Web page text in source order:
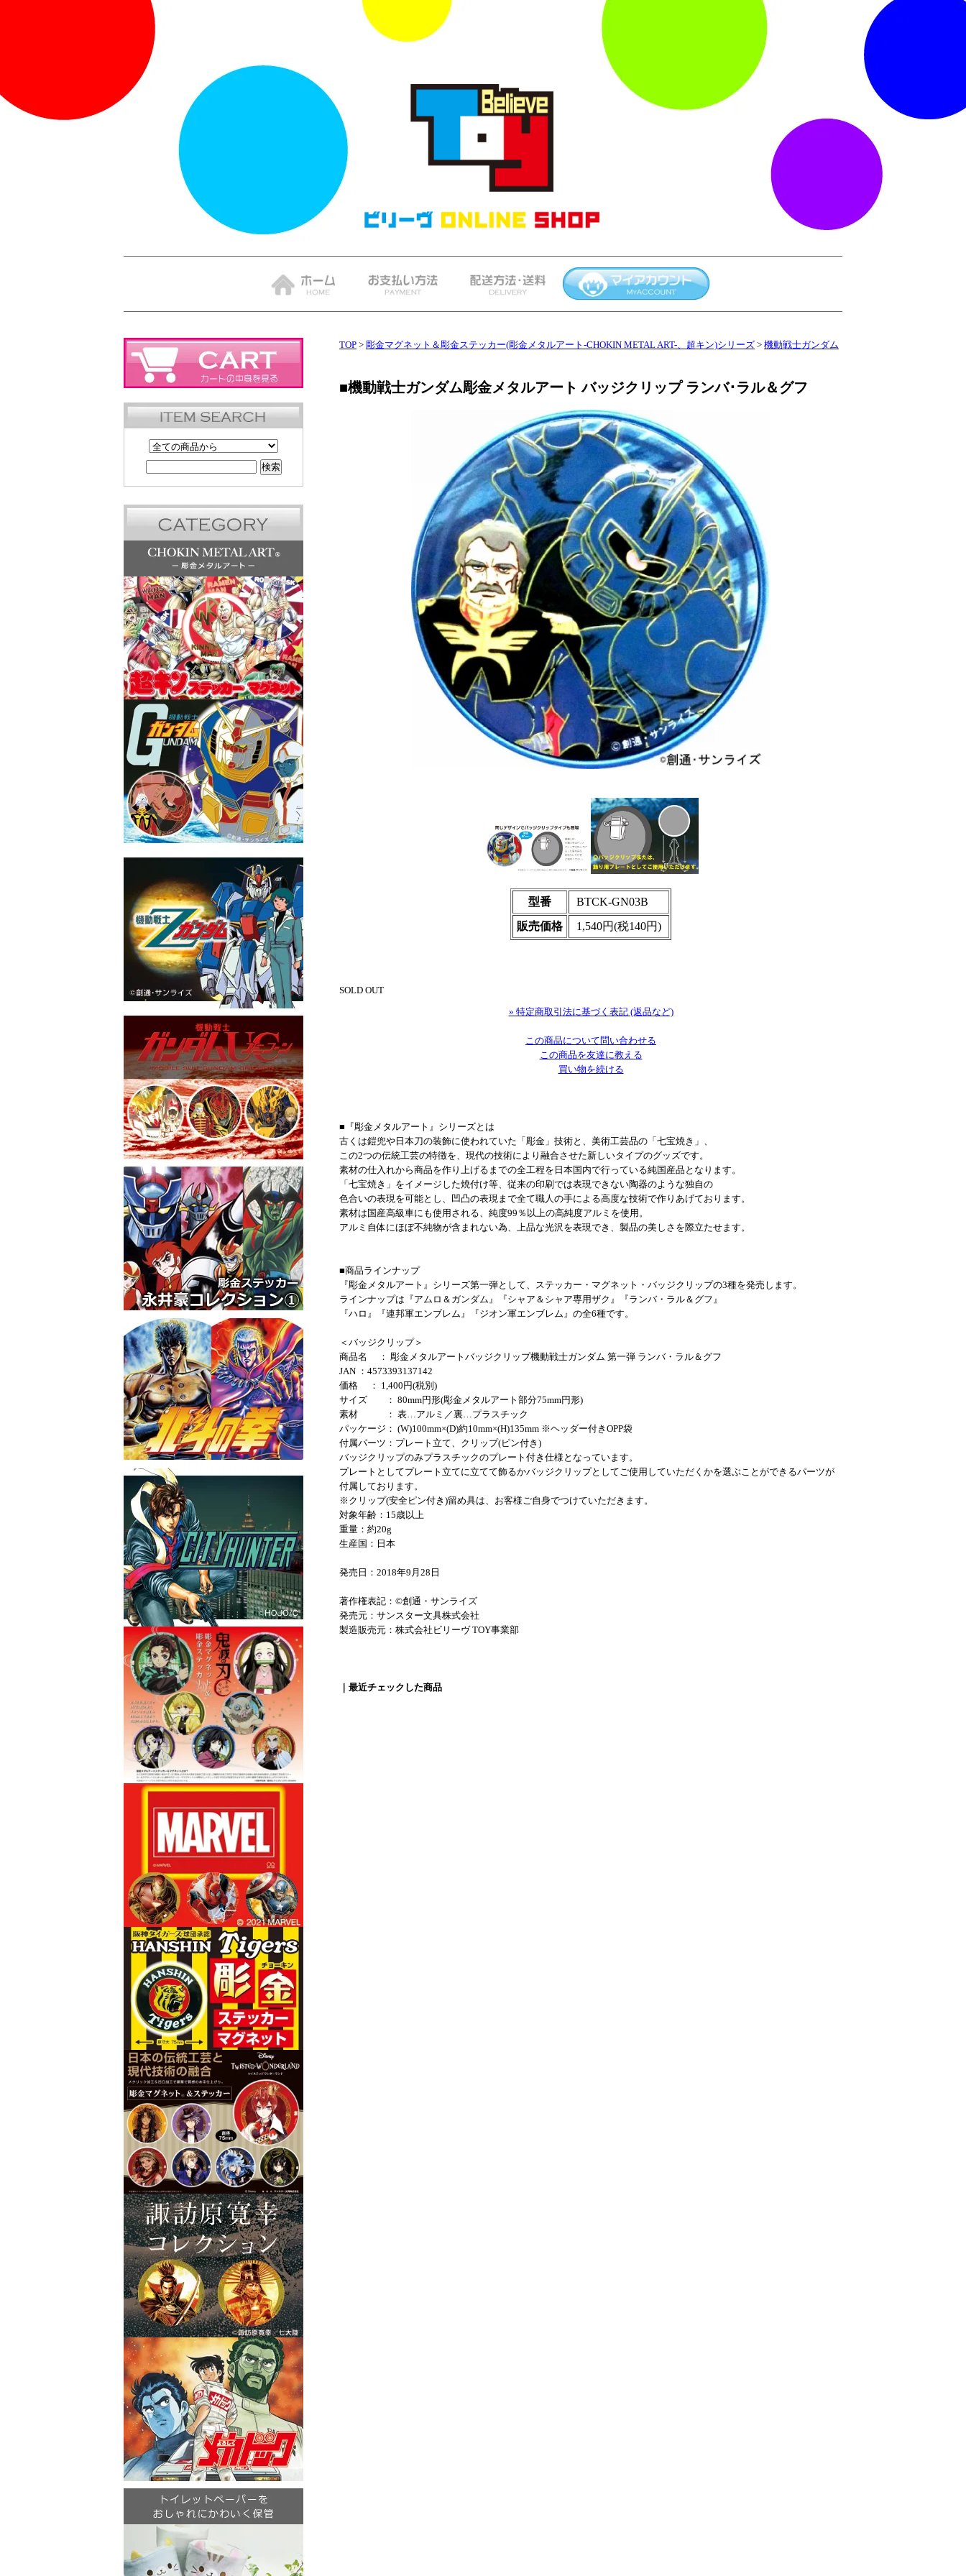
TOP > 彫金マグネット＆彫金ステッカー(彫金メタルアート-CHOKIN METAL ART-、超キン)シリーズ > 機動戦士ガンダム
■機動戦士ガンダム彫金メタルアート バッジクリップ ランバ･ラル＆グフ
型番
BTCK-GN03B
販売価格
1,540円(税140円)
SOLD OUT
» 特定商取引法に基づく表記 (返品など)
この商品について問い合わせる
この商品を友達に教える
買い物を続ける
■『彫金メタルアート』シリーズとは
古くは鎧兜や日本刀の装飾に使われていた「彫金」技術と、美術工芸品の「七宝焼き」、
この2つの伝統工芸の特徴を、現代の技術により融合させた新しいタイプのグッズです。
素材の仕入れから商品を作り上げるまでの全工程を日本国内で行っている純国産品となります。
「七宝焼き」をイメージした焼付け等、従来の印刷では表現できない陶器のような独自の
色合いの表現を可能とし、凹凸の表現まで全て職人の手による高度な技術で作りあげております。
素材は国産高級車にも使用される、純度99％以上の高純度アルミを使用。
アルミ自体にほぼ不純物が含まれない為、上品な光沢を表現でき、製品の美しさを際立たせます。
■商品ラインナップ
『彫金メタルアート』シリーズ第一弾として、ステッカー・マグネット・バッジクリップの3種を発売します。
ラインナップは『アムロ＆ガンダム』『シャア＆シャア専用ザク』『ランバ・ラル＆グフ』
『ハロ』『連邦軍エンブレム』『ジオン軍エンブレム』の全6種です。
＜バッジクリップ＞
商品名 ： 彫金メタルアートバッジクリップ機動戦士ガンダム 第一弾 ランバ・ラル＆グフ
JAN ：4573393137142
価格 ： 1,400円(税別)
サイズ ： 80mm円形(彫金メタルアート部分75mm円形)
素材 ： 表…アルミ／裏…プラスチック
パッケージ： (W)100mm×(D)約10mm×(H)135mm ※ヘッダー付きOPP袋
付属パーツ：プレート立て、クリップ(ピン付き)
バッジクリップのみプラスチックのプレート付き仕様となっています。
プレートとしてプレート立てに立てて飾るかバッジクリップとしてご使用していただくかを選ぶことができるパーツが
付属しております。
※クリップ(安全ピン付き)留め具は、お客様ご自身でつけていただきます。
対象年齢：15歳以上
重量：約20g
生産国：日本
発売日：2018年9月28日
著作権表記：©創通・サンライズ
発売元：サンスター文具株式会社
製造販売元：株式会社ビリーヴ TOY事業部
｜最近チェックした商品